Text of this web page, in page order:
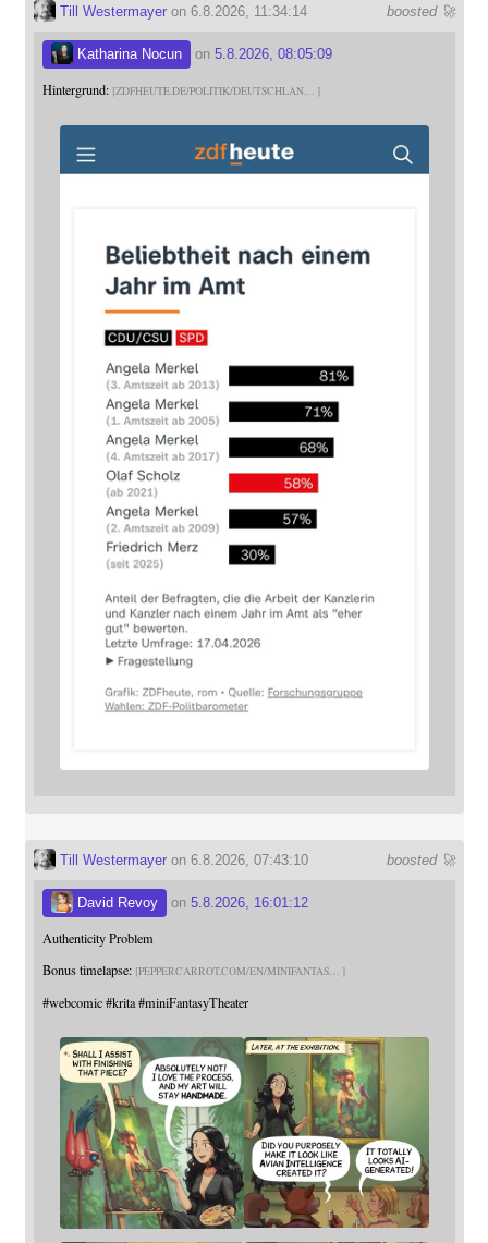
boosted 🚀
Till Westermayeron 6.8.2026, 11:34:14
Katharina Nocun on 5.8.2026, 08:05:09
Hintergrund: ZDFHEUTE.DE/POLITIK/DEUTSCHLAN
boosted 🚀
Till Westermayeron 6.8.2026, 07:43:10
David Revoy on 5.8.2026, 16:01:12
Authenticity Problem
Bonus timelapse: PEPPERCARROT.COM/EN/MINIFANTAS
#webcomic #krita #miniFantasyTheater